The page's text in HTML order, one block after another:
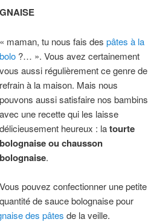
« maman, tu nous fais despâtes à la
bolo ?… ». Vous avez certainement
vous aussi régulièrement ce genre de
refrain à la maison. Mais nous
pouvons aussi satisfaire nos bambins
avec une recette qui les laisse
délicieusement heureux : latourte
bolognaise ou chausson
bolognaise.
Vous pouvez confectionner une petite
quantité de sauce bolognaise pour
des pâtes de la veille.